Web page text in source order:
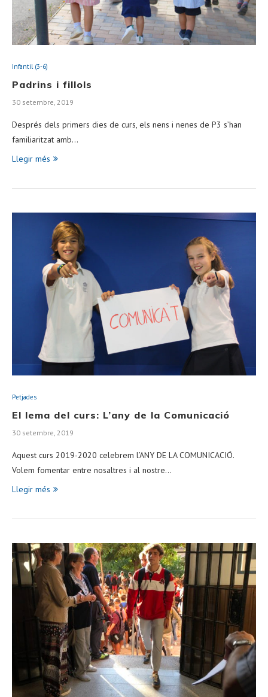
Infantil (3-6)
Padrins i fillols
30 setembre, 2019
Després dels primers dies de curs, els nens i nenes de P3 s’han
familiaritzat amb…
Llegir més
Petjades
El lema del curs: L’any de la Comunicació
30 setembre, 2019
Aquest curs 2019-2020 celebrem l’ANY DE LA COMUNICACIÓ.
Volem fomentar entre nosaltres i al nostre…
Llegir més